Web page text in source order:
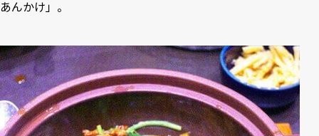
あんかけ」。